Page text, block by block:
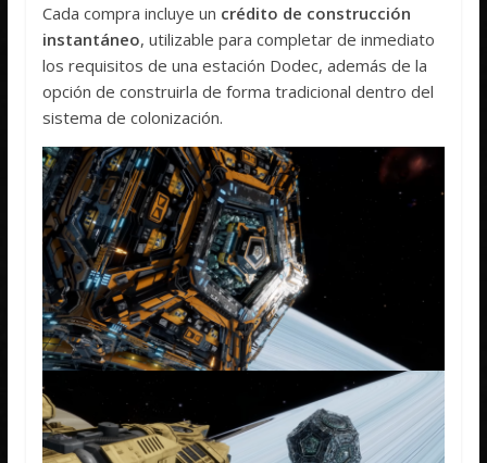
Cada compra incluye un crédito de construcción
instantáneo, utilizable para completar de inmediato
los requisitos de una estación Dodec, además de la
opción de construirla de forma tradicional dentro del
sistema de colonización.